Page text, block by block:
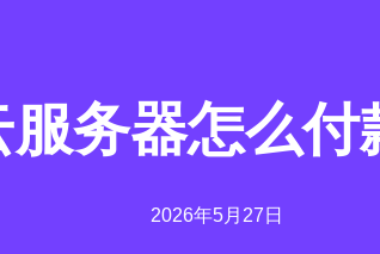
务器怎么
2026年5月27日